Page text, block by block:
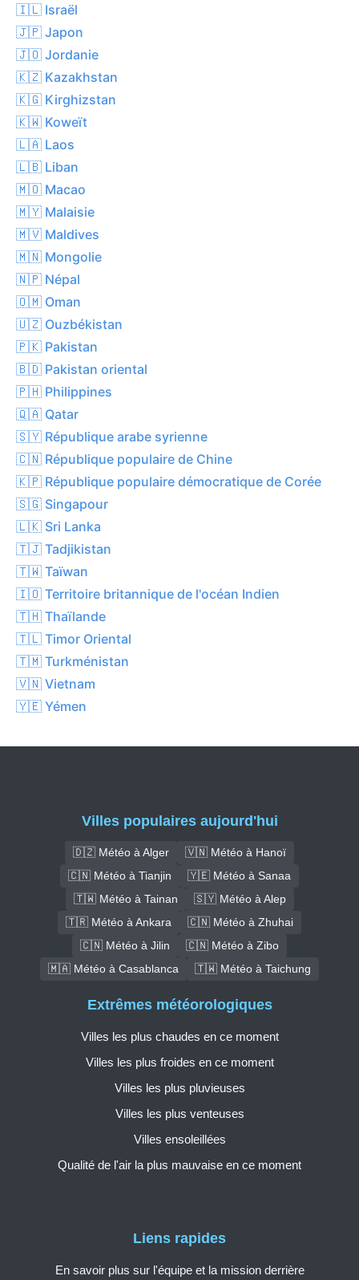
🇮🇱 Israël
🇯🇵 Japon
🇯🇴 Jordanie
🇰🇿 Kazakhstan
🇰🇬 Kirghizstan
🇰🇼 Koweït
🇱🇦 Laos
🇱🇧 Liban
🇲🇴 Macao
🇲🇾 Malaisie
🇲🇻 Maldives
🇲🇳 Mongolie
🇳🇵 Népal
🇴🇲 Oman
🇺🇿 Ouzbékistan
🇵🇰 Pakistan
🇧🇩 Pakistan oriental
🇵🇭 Philippines
🇶🇦 Qatar
🇸🇾 République arabe syrienne
🇨🇳 République populaire de Chine
🇰🇵 République populaire démocratique de Corée
🇸🇬 Singapour
🇱🇰 Sri Lanka
🇹🇯 Tadjikistan
🇹🇼 Taïwan
🇮🇴 Territoire britannique de l'océan Indien
🇹🇭 Thaïlande
🇹🇱 Timor Oriental
🇹🇲 Turkménistan
🇻🇳 Vietnam
🇾🇪 Yémen
Villes populaires aujourd'hui
🇩🇿 Météo à Alger
🇻🇳 Météo à Hanoï
🇨🇳 Météo à Tianjin
🇾🇪 Météo à Sanaa
🇹🇼 Météo à Tainan
🇸🇾 Météo à Alep
🇹🇷 Météo à Ankara
🇨🇳 Météo à Zhuhai
🇨🇳 Météo à Jilin
🇨🇳 Météo à Zibo
🇲🇦 Météo à Casablanca
🇹🇼 Météo à Taichung
Liens rapides
En savoir plus sur l'équipe et la mission derrière
Extrêmes météorologiques
Villes les plus chaudes en ce moment
Villes les plus froides en ce moment
Villes les plus pluvieuses
Villes les plus venteuses
Villes ensoleillées
Qualité de l'air la plus mauvaise en ce moment